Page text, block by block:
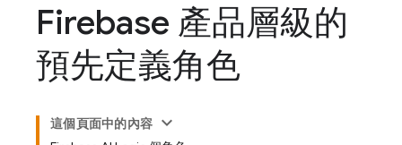
Firebase 產品層級的
預先定義角色
這個頁面中的內容